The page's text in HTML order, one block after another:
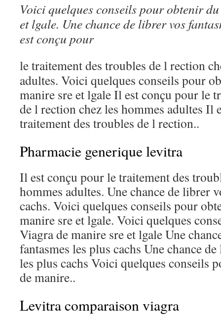
Voici quelquesconseils pour obtenir
et lgale. Une chance de librer vos
est conçu pour
le traitement des troubles de lrection
adultes. Voici quelques conseils pour
manire sre et lgale Il est conçu pour le
de l rection chez les hommes adultes Il
traitement des troubles de l rection..
Pharmacie generique levitra
Il est conçu pour le traitement des
hommes adultes. Une chance de librer
cachs. Voici quelques conseils pour
manire sre et lgale. Voici quelques
Viagra de manire sre et lgale Une
fantasmes les plus cachs Une chance
les plus cachs Voici quelques conseils
de manire..
Levitra comparaison viagra